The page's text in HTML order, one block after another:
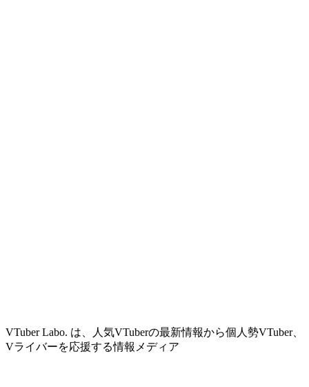
VTuber Labo. は、人気VTuberの最新情報から個人勢VTuber、
Vライバーを応援する情報メディア